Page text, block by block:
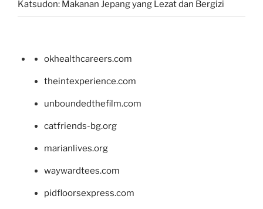
Katsudon: Makanan Jepang yang Lezat dan Bergizi
okhealthcareers.com
theintexperience.com
unboundedthefilm.com
catfriends-bg.org
marianlives.org
waywardtees.com
pidfloorsexpress.com